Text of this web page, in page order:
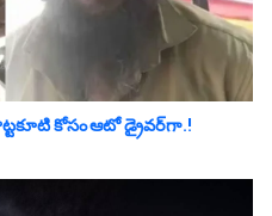
కోసం ఆటో డ్రైవ‌ర్‌గా.!